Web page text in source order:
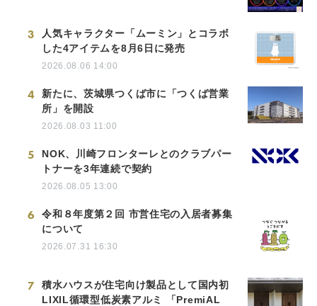
3
人気キャラクター「ムーミン」とコラボ
した4アイテムを8月6日に発売
2026.08.06 14:00
4
新たに、茨城県つくば市に「つくば営業
所」を開設
2026.08.03 11:00
5
NOK、川崎フロンターレとのクラブパー
トナーを3年連続で契約
2026.08.05 13:00
6
令和８年度第２回 市営住宅の入居者募集
について
2026.07.31 16:30
7
積水ハウスが住宅向け製品として国内初
LIXIL循環型低炭素アルミ 「PremiAL